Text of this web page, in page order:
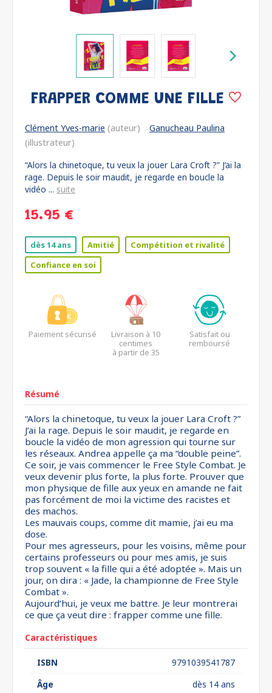
FRAPPER COMME UNE FILLE
Clément Yves-marie (auteur)
Ganucheau Paulina
(illustrateur)
“Alors la chinetoque, tu veux la jouer Lara Croft ?” J’ai la
rage. Depuis le soir maudit, je regarde en boucle la
vidéo ... suite
15.95 €
dès 14 ans Amitié
Compétition et rivalité
Confiance en soi
Paiement sécurisé
Livraison à 10
centimes
à partir de 35
Satisfait ou
remboursé
Résumé
“Alors la chinetoque, tu veux la jouer Lara Croft ?”
J’ai la rage. Depuis le soir maudit, je regarde en
boucle la vidéo de mon agression qui tourne sur
les réseaux. Andrea appelle ça ma “double peine”.
Ce soir, je vais commencer le Free Style Combat. Je
veux devenir plus forte, la plus forte. Prouver que
mon physique de fille aux yeux en amande ne fait
pas forcément de moi la victime des racistes et
des machos.
Les mauvais coups, comme dit mamie, j’ai eu ma
dose.
Pour mes agresseurs, pour les voisins, même pour
certains professeurs ou pour mes amis, je suis
trop souvent « la fille qui a été adoptée ». Mais un
jour, on dira : « Jade, la championne de Free Style
Combat ».
Aujourd’hui, je veux me battre. Je leur montrerai
ce que ça veut dire : frapper comme une fille.
Caractéristiques
ISBN
9791039541787
Âge
dès 14 ans